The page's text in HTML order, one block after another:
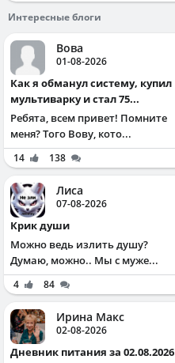
Интересные блоги
Вова
01-08-2026
Как я обманул систему, купил
мультиварку и стал 75...
Ребята, всем привет! Помните
меня? Того Вову, кото...
14 138
Лиса
07-08-2026
Крик души
Можно ведь излить душу?
Думаю, можно.. Мы с муже...
4 84
Ирина Макс
02-08-2026
Дневник питания за 02.08.2026